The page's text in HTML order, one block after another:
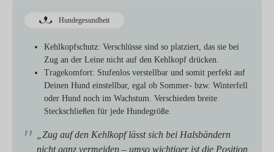
Hundegesundheit
Kehlkopfschutz: Verschlüsse sind so platziert, das sie bei
Zug an der Leine nicht auf den Kehlkopf drücken.
Tragekomfort: Stufenlos verstellbar und somit perfekt auf
Deinen Hund einstellbar, egal ob Sommer- bzw. Winterfell
oder Hund noch im Wachstum. Verschieden breite
Steckschließen für jede Hundegröße.
„Zug auf den Kehlkopf lässt sich bei Halsbändern
nicht ganz vermeiden – umso wichtiger ist die Position